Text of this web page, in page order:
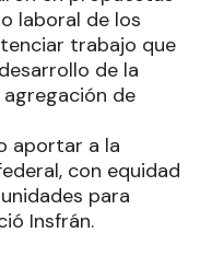
laboral de los
trabajo que
de la
de
aportar a la
con equidad
para
Insfrán.